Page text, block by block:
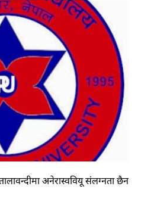
अनेरास्ववियू संलग्नता छैन